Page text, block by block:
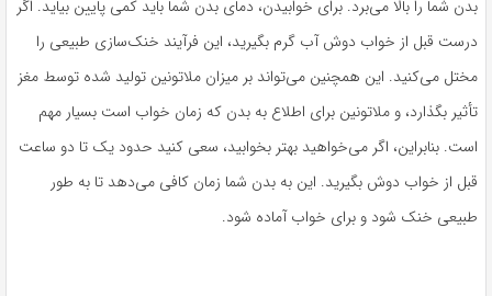
بدن شما را بالا می‌برد. برای خوابیدن، دمای بدن شما باید کمی پایین بیاید. اگر
درست قبل از خواب دوش آب گرم بگیرید، این فرآیند خنک‌سازی طبیعی را
مختل می‌کنید. این همچنین می‌تواند بر میزان ملاتونین تولید شده توسط مغز
تأثیر بگذارد، و ملاتونین برای اطلاع به بدن که زمان خواب است بسیار مهم
است. بنابراین، اگر می‌خواهید بهتر بخوابید، سعی کنید حدود یک تا دو ساعت
قبل از خواب دوش بگیرید. این به بدن شما زمان کافی می‌دهد تا به طور
طبیعی خنک شود و برای خواب آماده شود.